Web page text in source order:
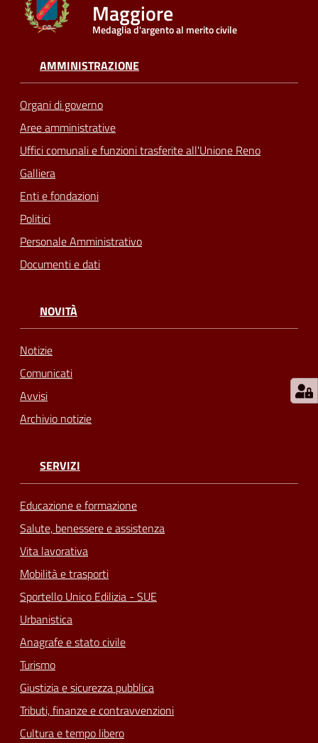
Seguici
Maggiore
Medaglia d'argento al merito civile
AMMINISTRAZIONE
Organi di governo
Aree amministrative
Uffici comunali e funzioni trasferite all'Unione Reno
Galliera
Enti e fondazioni
Politici
Personale Amministrativo
Documenti e dati
NOVITÀ
Notizie
Comunicati
Avvisi
Archivio notizie
SERVIZI
Educazione e formazione
Salute, benessere e assistenza
Vita lavorativa
Mobilità e trasporti
Sportello Unico Edilizia - SUE
Urbanistica
Anagrafe e stato civile
Turismo
Giustizia e sicurezza pubblica
Tributi, finanze e contravvenzioni
Cultura e tempo libero